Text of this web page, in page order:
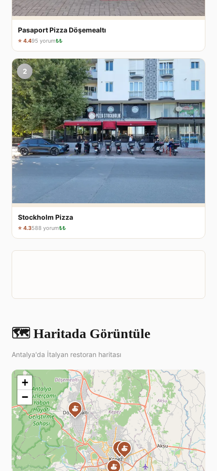
Pasaport Pizza Döşemealtı
⭐ 4.495 yorum₺₺
2
Stockholm Pizza
⭐ 4.3588 yorum₺₺
🗺️ Haritada Görüntüle
Antalya'da İtalyan restoran haritası
🍝
🍝
🍝
🍝
+
−